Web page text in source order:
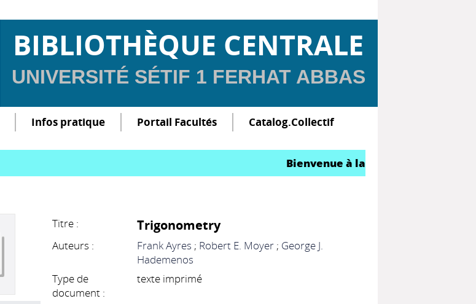
BIBLIOTHÈQUE CENTRALE
UNIVERSITÉ SÉTIF 1 FERHAT ABBAS
Infos pratique Portail Facultés Catalog.Collectif
Bienvenue à la Bibliothèque
Titre : Trigonometry
Auteurs : Frank Ayres ; Robert E. Moyer ; George J.
Hademenos
Type de
document :
texte imprimé